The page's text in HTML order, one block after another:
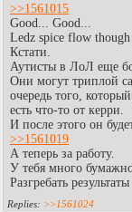
>>1561015
Good... Good...
Ledz spice flow though
Кстати.
Аутисты в ЛоЛ еще
Они могут триплой
очередь того,
есть что-то от керри.
И после этого он
>>1561019
А теперь за работу.
У тебя много
Разгребать
>>1561024